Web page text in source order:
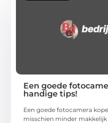
Een goede
handige tips!
Een goede fotocamera
misschien minder makkelijk